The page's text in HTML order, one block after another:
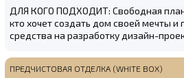
ДЛЯ КОГО ПОДХОДИТ: Свободная
кто хочет создать дом своей мечты и
средства на разработку дизайн-
ПРЕДЧИСТОВАЯ ОТДЕЛКА (WHITE BOX)